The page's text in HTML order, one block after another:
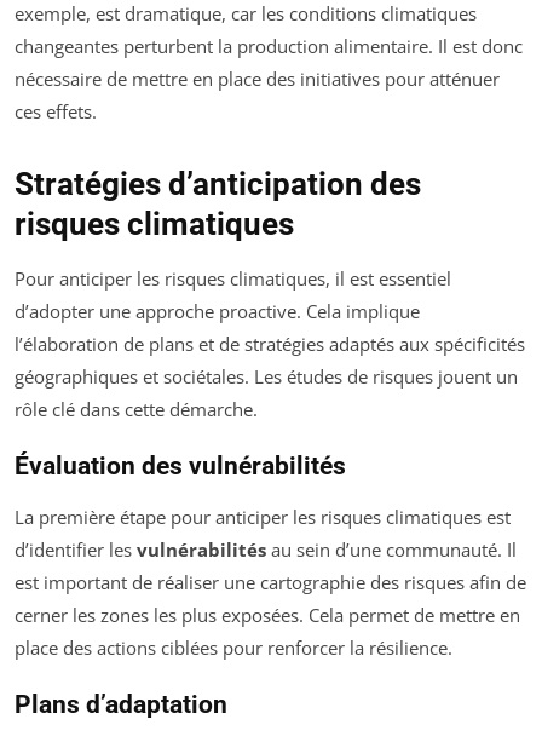
exemple, est dramatique, car les conditions climatiques
changeantes perturbent la production alimentaire. Il est donc
nécessaire de mettre en place des initiatives pour atténuer
ces effets.
Stratégies d’anticipation des
risques climatiques
Pour anticiper les risques climatiques, il est essentiel
d’adopter une approche proactive. Cela implique
l’élaboration de plans et de stratégies adaptés aux spécificités
géographiques et sociétales. Les études de risques jouent un
rôle clé dans cette démarche.
Évaluation des vulnérabilités
La première étape pour anticiper les risques climatiques est
d’identifier les vulnérabilités au sein d’une communauté. Il
est important de réaliser une cartographie des risques afin de
cerner les zones les plus exposées. Cela permet de mettre en
place des actions ciblées pour renforcer la résilience.
Plans d’adaptation